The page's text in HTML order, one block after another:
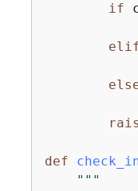
if
def
"""